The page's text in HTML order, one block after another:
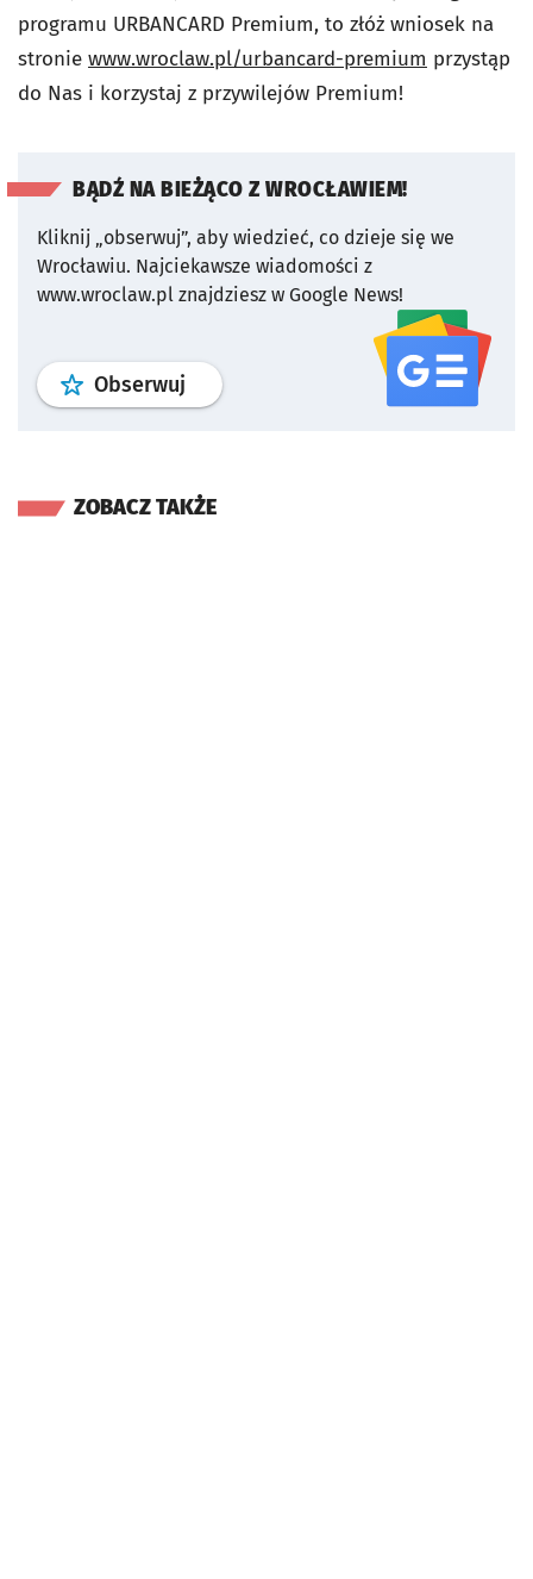
programu URBANCARD Premium, to złóż wniosek na
stronie www.wroclaw.pl/urbancard-premium przystąp
do Nas i korzystaj z przywilejów Premium!
BĄDŹ NA BIEŻĄCO Z WROCŁAWIEM!
Kliknij „obserwuj”, aby wiedzieć, co dzieje się we
Wrocławiu. Najciekawsze wiadomości z
www.wroclaw.pl znajdziesz w Google News!
Obserwuj profil serwisu
ZOBACZ TAKŻE